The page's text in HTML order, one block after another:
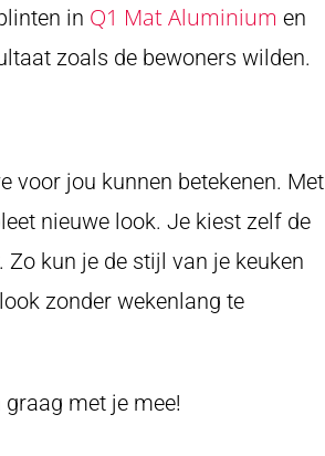
in Q1 Mat Aluminium en
zoals de bewoners wilden.
voor jou kunnen betekenen. Met
nieuwe look. Je kiest zelf de
kun je de stijl van je keuken
zonder wekenlang te
met je mee!